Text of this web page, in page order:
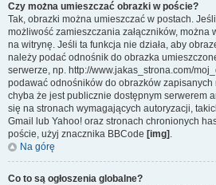
Czy można umieszczać obrazki w poście?
Tak, obrazki można umieszczać w postach.
możliwość zamieszczania załączników,
na witrynę. Jeśli ta funkcja nie działa, aby
należy podać odnośnik do obrazka
serwerze, np. http://www.jakas_strona.com/
podawać odnośników do obrazków zapisanych
chyba że jest publicznie dostępnym serwerem
się na stronach wymagających autoryzacji,
Gmail lub Yahoo! oraz stronach chronionych
poście, użyj znacznika BBCode [img] .
Na górę
Co to są ogłoszenia globalne?